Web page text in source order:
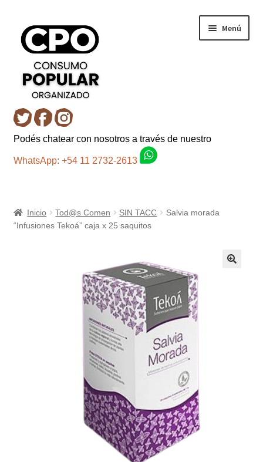
navegación
contenido
Menú
Inicio
Carro
Fondo AC
Preguntas Frecuentes
Receso de verano
Retirando en Roca Negra
Sugerencias y consultas
Podés chatear con nosotros a través de nuestro
WhatsApp: +54 11 2732-2613
Inicio Tod@s Comen SIN TACC
Salvia morada
“Infusiones Tekoá” caja x 25 saquitos